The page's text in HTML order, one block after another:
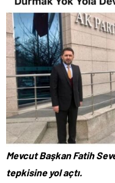
Mevcut Başkan Fatih
tepkisine yol açtı.